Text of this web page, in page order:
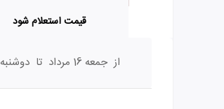
قیمت استعلام شود
از جمعه 16 مرداد تا دوشنبه 19 مرداد